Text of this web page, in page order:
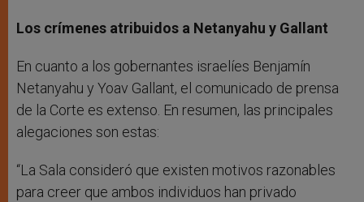
Los crímenes atribuidos a Netanyahu y Gallant
En cuanto a los gobernantes israelíes Benjamín
Netanyahu y Yoav Gallant, el comunicado de prensa
de la Corte es extenso. En resumen, las principales
alegaciones son estas:
“La Sala consideró que existen motivos razonables
para creer que ambos individuos han privado